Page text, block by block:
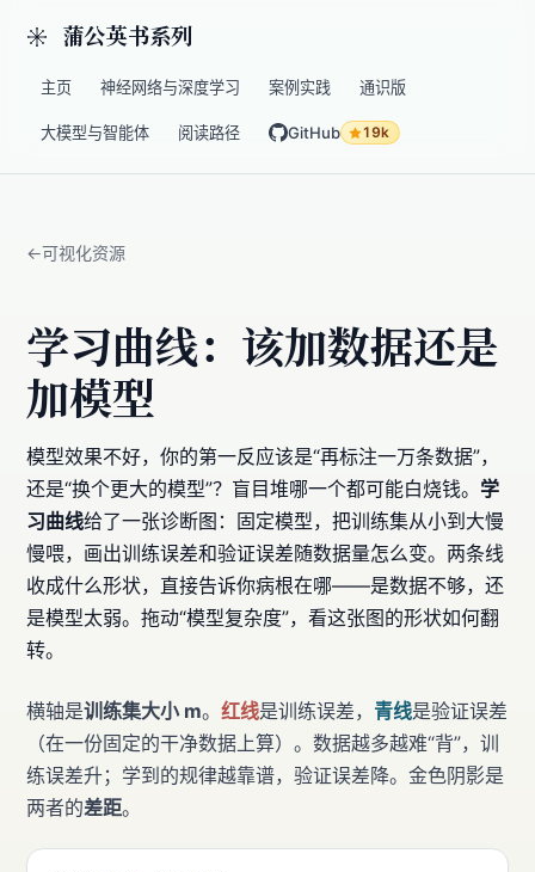
蒲公英书系列
主页 神经网络与深度学习 案例实践 通识版
大模型与智能体 阅读路径 GitHub 19k
可视化资源
学习曲线：该加数据还是
加模型
模型效果不好，你的第一反应该是“再标注一万条数据”，
还是“换个更大的模型”？盲目堆哪一个都可能白烧钱。 学
习曲线给了一张诊断图：固定模型，把训练集从小到大慢
慢喂，画出训练误差和验证误差随数据量怎么变。两条线
收成什么形状，直接告诉你病根在哪——是数据不够，还
是模型太弱。拖动“模型复杂度”，看这张图的形状如何翻
转。
横轴是训练集大小 m。 红线是训练误差， 青线是验证误差
（在一份固定的干净数据上算）。数据越多越难“背”，训
练误差升；学到的规律越靠谱，验证误差降。金色阴影是
两者的差距。